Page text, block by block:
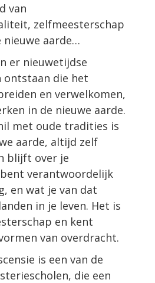
van
zelfmeesterschap
nieuwe aarde…
er nieuwetijdse
ontstaan die het
en verwelkomen,
in de nieuwe aarde.
met oude tradities is
aarde, altijd zelf
blijft over je
verantwoordelijk
en wat je van dat
in je leven. Het is
en kent
van overdracht.
is een van de
die een